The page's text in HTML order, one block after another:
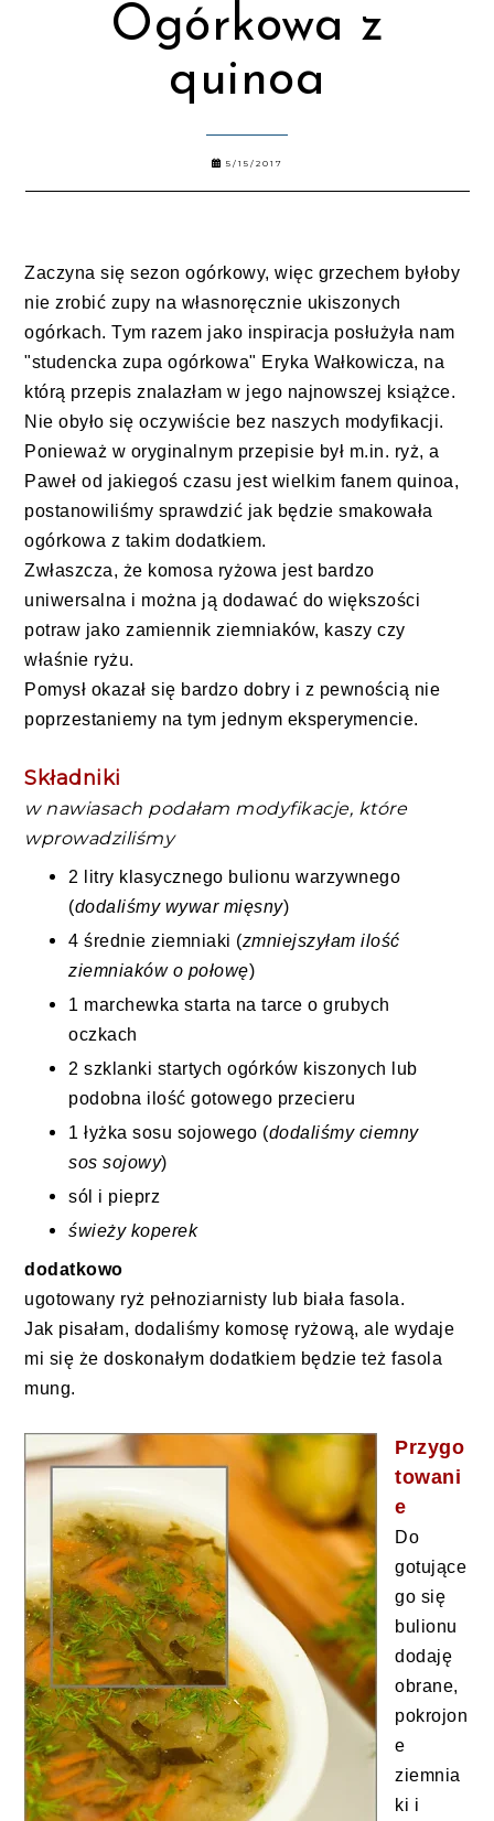
Ogórkowa z
quinoa
5/15/2017
Zaczyna się sezon ogórkowy, więc grzechem byłoby
nie zrobić zupy na własnoręcznie ukiszonych
ogórkach. Tym razem jako inspiracja posłużyła nam
"studencka zupa ogórkowa" Eryka Wałkowicza, na
którą przepis znalazłam w jego najnowszej książce.
Nie obyło się oczywiście bez naszych modyfikacji.
Ponieważ w oryginalnym przepisie był m.in. ryż, a
Paweł od jakiegoś czasu jest wielkim fanem quinoa,
postanowiliśmy sprawdzić jak będzie smakowała
ogórkowa z takim dodatkiem.
Zwłaszcza, że komosa ryżowa jest bardzo
uniwersalna i można ją dodawać do większości
potraw jako zamiennik ziemniaków, kaszy czy
właśnie ryżu.
Pomysł okazał się bardzo dobry i z pewnością nie
poprzestaniemy na tym jednym eksperymencie.
Składniki
w nawiasach podałam modyfikacje, które
wprowadziliśmy
2 litry klasycznego bulionu warzywnego
(dodaliśmy wywar mięsny)
4 średnie ziemniaki (zmniejszyłam ilość
ziemniaków o połowę)
1 marchewka starta na tarce o grubych
oczkach
2 szklanki startych ogórków kiszonych lub
podobna ilość gotowego przecieru
1 łyżka sosu sojowego (dodaliśmy ciemny
sos sojowy)
sól i pieprz
świeży koperek
dodatkowo
ugotowany ryż pełnoziarnisty lub biała fasola.
Jak pisałam, dodaliśmy komosę ryżową, ale wydaje
mi się że doskonałym dodatkiem będzie też fasola
mung.
Przygo
towani
e
Do
gotujące
go się
bulionu
dodaję
obrane,
pokrojon
e
ziemnia
ki i